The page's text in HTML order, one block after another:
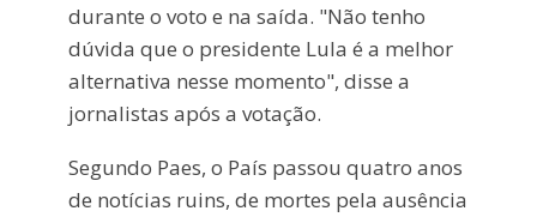
durante o voto e na saída. "Não tenho
dúvida que o presidente Lula é a melhor
alternativa nesse momento", disse a
jornalistas após a votação.
Segundo Paes, o País passou quatro anos
de notícias ruins, de mortes pela ausência